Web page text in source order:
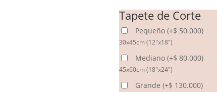
Tapete de Corte
Pequeño (+$ 50.000)
30x45cm (12"x18")
Mediano (+$ 80.000)
45x60cm (18"x24")
Grande (+$ 130.000)